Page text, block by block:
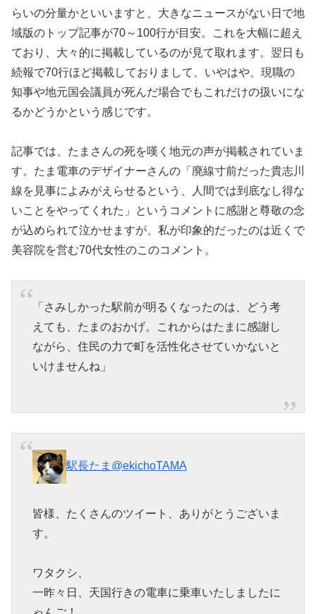
らいの分量かといいますと、大きなニュースがない日で地
域版のトップ記事が70～100行が目安。これを大幅に超え
ており、大々的に掲載しているのが見て取れます。翌日も
続報で70行ほど掲載しておりまして、いやはや、現職の
知事や地元国会議員が死んだ場合でもこれだけの扱いにな
るかどうかという感じです。
記事では、たまさんの死を嘆く地元の声が掲載されていま
す。たま電車のデザイナーさんの「廃線寸前だった貴志川
線を見事によみがえらせるという、人間では到底なし得な
いことをやってくれた」というコメントに感謝と尊敬の念
が込められて泣かせますが、私が印象的だったのは近くで
美容院を営む70代女性のこのコメント。
「さみしかった駅前が明るくなったのは、どう考
えても、たまのおかげ。これからはたまに感謝し
ながら、住民の力で町を活性化させていかないと
いけませんね」
駅長たま @ekichoTAMA
皆様、たくさんのツイート、ありがとうございま
す。
ワタクシ、
一昨々日、天国行きの電車に乗車いたしましたに